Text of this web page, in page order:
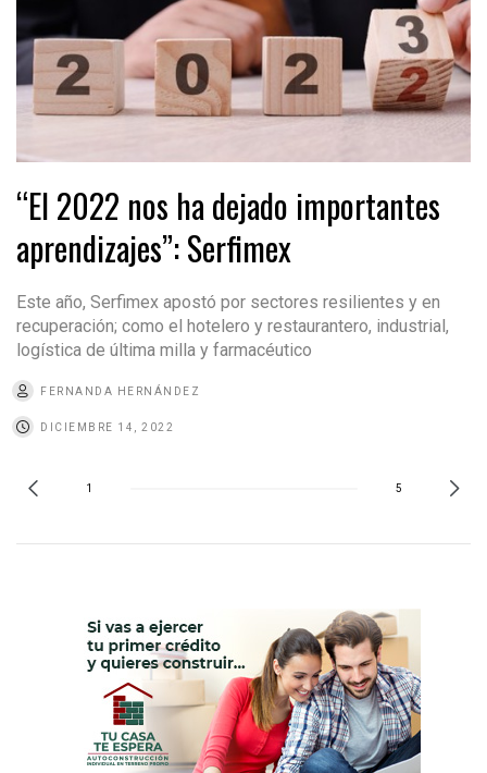
“El 2022 nos ha dejado importantes
aprendizajes”: Serfimex
Este año, Serfimex apostó por sectores resilientes y en
recuperación; como el hotelero y restaurantero, industrial,
logística de última milla y farmacéutico
FERNANDA HERNÁNDEZ
DICIEMBRE 14, 2022
1 5